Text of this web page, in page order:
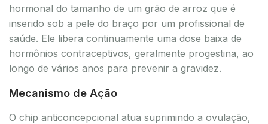
hormonal do tamanho de um grão de arroz que é
inserido sob a pele do braço por um profissional de
saúde. Ele libera continuamente uma dose baixa de
hormônios contraceptivos, geralmente progestina, ao
longo de vários anos para prevenir a gravidez.
Mecanismo de Ação
O chip anticoncepcional atua suprimindo a ovulação,